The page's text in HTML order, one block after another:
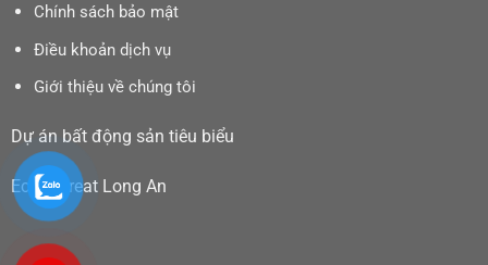
Chính sách bảo mật
Điều khoản dịch vụ
Giới thiệu về chúng tôi
Dự án bất động sản tiêu biểu
Eco Retreat Long An